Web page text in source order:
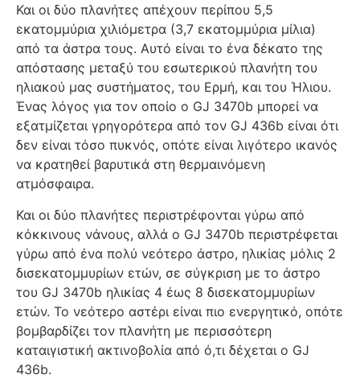
Και οι δύο πλανήτες απέχουν περίπου 5,5
εκατομμύρια χιλιόμετρα (3,7 εκατομμύρια μίλια)
από τα άστρα τους. Αυτό είναι το ένα δέκατο της
απόστασης μεταξύ του εσωτερικού πλανήτη του
ηλιακού μας συστήματος, του Ερμή, και του Ήλιου.
Ένας λόγος για τον οποίο ο GJ 3470b μπορεί να
εξατμίζεται γρηγορότερα από τον GJ 436b είναι ότι
δεν είναι τόσο πυκνός, οπότε είναι λιγότερο ικανός
να κρατηθεί βαρυτικά στη θερμαινόμενη
ατμόσφαιρα.
Και οι δύο πλανήτες περιστρέφονται γύρω από
κόκκινους νάνους, αλλά ο GJ 3470b περιστρέφεται
γύρω από ένα πολύ νεότερο άστρο, ηλικίας μόλις 2
δισεκατομμυρίων ετών, σε σύγκριση με το άστρο
του GJ 3470b ηλικίας 4 έως 8 δισεκατομμυρίων
ετών. Το νεότερο αστέρι είναι πιο ενεργητικό, οπότε
βομβαρδίζει τον πλανήτη με περισσότερη
καταιγιστική ακτινοβολία από ό,τι δέχεται ο GJ
436b.